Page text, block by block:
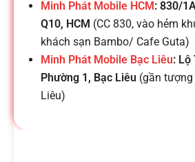
o
ạ
i
Minh Phát Mobile HCM: 830/
Q10, HCM (CC 830, vào hẻm
khách sạn Bambo/ Cafe Guta)
Minh Phát Mobile Bạc Liêu: Lộ
Phường 1, Bạc Liêu (gần
Liêu)